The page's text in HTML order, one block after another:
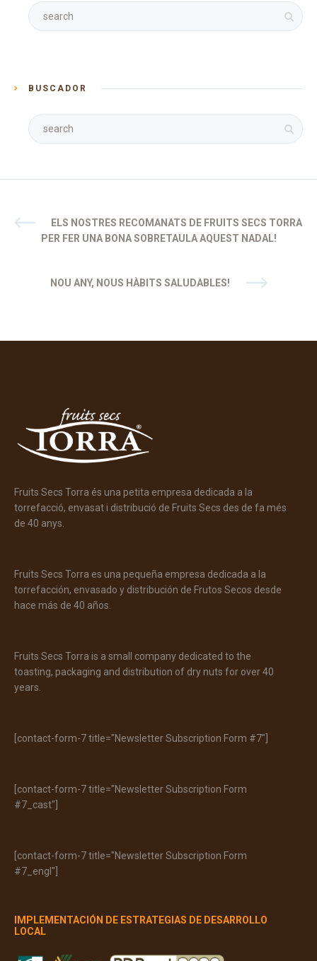
BUSCADOR
ELS NOSTRES RECOMANATS DE FRUITS SECS TORRA
PER FER UNA BONA SOBRETAULA AQUEST NADAL!
NOU ANY, NOUS HÀBITS SALUDABLES!
Fruits Secs Torra és una petita empresa dedicada a la
torrefacció, envasat i distribució de Fruits Secs des de fa més
de 40 anys.
Fruits Secs Torra es una pequeña empresa dedicada a la
torrefacción, envasado y distribución de Frutos Secos desde
hace más de 40 años.
Fruits Secs Torra is a small company dedicated to the
toasting, packaging and distribution of dry nuts for over 40
years.
[contact-form-7 title="Newsletter Subscription Form #7"]
[contact-form-7 title="Newsletter Subscription Form
#7_cast"]
[contact-form-7 title="Newsletter Subscription Form
#7_engl"]
IMPLEMENTACIÓN DE ESTRATEGIAS DE DESARROLLO
LOCAL